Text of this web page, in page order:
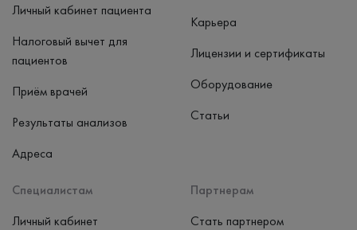
Личный кабинет пациента
Налоговый вычет для
пациентов
Приём врачей
Результаты анализов
Адреса
Специалистам
Личный кабинет
Партнерам
Стать партнером
Карьера
Лицензии и сертификаты
Оборудование
Статьи